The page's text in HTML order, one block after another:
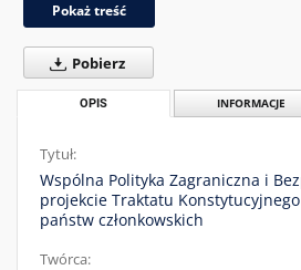
Pokaż treść
Pobierz
OPIS INFORMACJE
Tytuł:
Wspólna Polityka Zagraniczna i
projekcie Traktatu
państw członkowskich
Twórca: